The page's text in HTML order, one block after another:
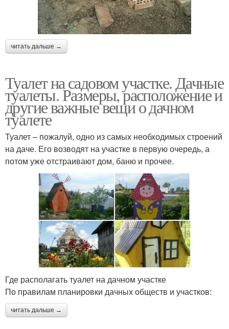
читать дальше →
Туалет на садовом участке. Дачные
туалеты. Размеры, расположение и
другие важные вещи о дачном
туалете
Туалет – пожалуй, одно из самых необходимых строений
на даче. Его возводят на участке в первую очередь, а
потом уже отстраивают дом, баню и прочее.
Где располагать туалет на дачном участке
По правилам планировки дачных обществ и участков:
читать дальше →